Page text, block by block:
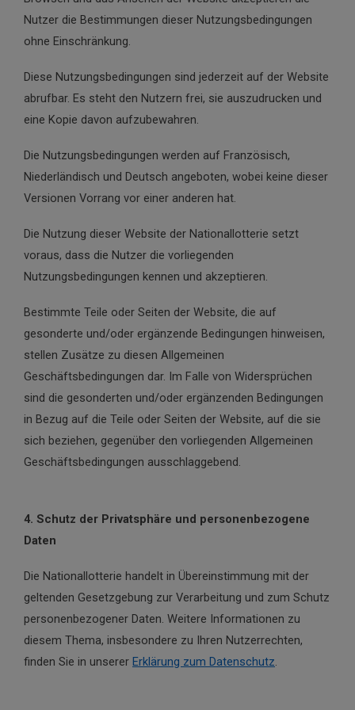
Nutzer die Bestimmungen dieser Nutzungsbedingungen
ohne Einschränkung.
Diese Nutzungsbedingungen sind jederzeit auf der Website
abrufbar. Es steht den Nutzern frei, sie auszudrucken und
eine Kopie davon aufzubewahren.
Die Nutzungsbedingungen werden auf Französisch,
Niederländisch und Deutsch angeboten, wobei keine dieser
Versionen Vorrang vor einer anderen hat.
Die Nutzung dieser Website der Nationallotterie setzt
voraus, dass die Nutzer die vorliegenden
Nutzungsbedingungen kennen und akzeptieren.
Bestimmte Teile oder Seiten der Website, die auf
gesonderte und/oder ergänzende Bedingungen hinweisen,
stellen Zusätze zu diesen Allgemeinen
Geschäftsbedingungen dar. Im Falle von Widersprüchen
sind die gesonderten und/oder ergänzenden Bedingungen
in Bezug auf die Teile oder Seiten der Website, auf die sie
sich beziehen, gegenüber den vorliegenden Allgemeinen
Geschäftsbedingungen ausschlaggebend.
4. Schutz der Privatsphäre und personenbezogene
Daten
Die Nationallotterie handelt in Übereinstimmung mit der
geltenden Gesetzgebung zur Verarbeitung und zum Schutz
personenbezogener Daten. Weitere Informationen zu
diesem Thema, insbesondere zu Ihren Nutzerrechten,
finden Sie in unserer Erklärung zum Datenschutz.